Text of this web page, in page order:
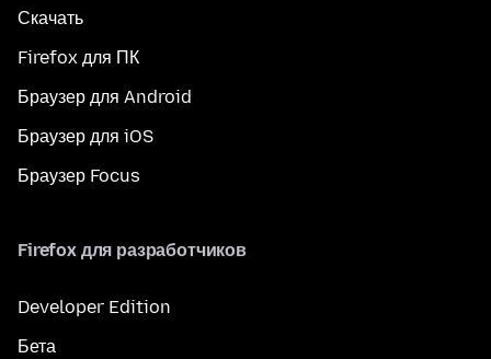
Скачать
Firefox для ПК
Браузер для Android
Браузер для iOS
Браузер Focus
Firefox для разработчиков
Developer Edition
Бета